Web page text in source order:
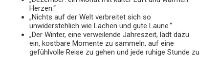
Herzen.“
„Nichts auf der Welt verbreitet sich so
unwiderstehlich wie Lachen und gute Laune.“
„Der Winter, eine verweilende Jahreszeit, lädt dazu
ein, kostbare Momente zu sammeln, auf eine
gefühlvolle Reise zu gehen und jede ruhige Stunde zu